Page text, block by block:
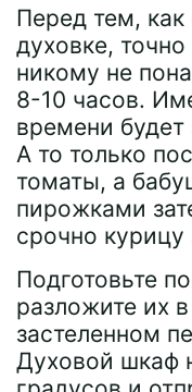
Перед тем,
духовке,
никому не
8-10 часов.
времени будет
А то только
томаты, а
пирожками
срочно курицу
Подготовьте
разложите их
застеленном
Духовой шкаф